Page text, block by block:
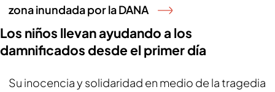
zona inundada por la DANA
Los niños llevan ayudando a los
damnificados desde el primer día
Su inocencia y solidaridad en medio de la tragedia